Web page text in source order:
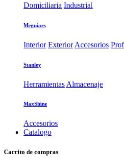
Domiciliaria Industrial
Meguiars
Interior Exterior Accesorios
Stanley
Herramientas Almacenaje
MaxShine
Accesorios
Catalogo
Carrito de compras